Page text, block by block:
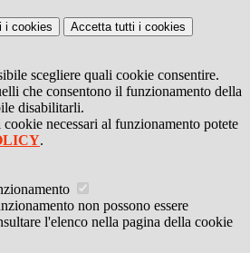
i cookies Accetta tutti i cookies
scegliere quali cookie consentire.
che consentono il funzionamento della
disabilitarli.
necessari al funzionamento potete
.
non possono essere
l'elenco nella pagina della cookie